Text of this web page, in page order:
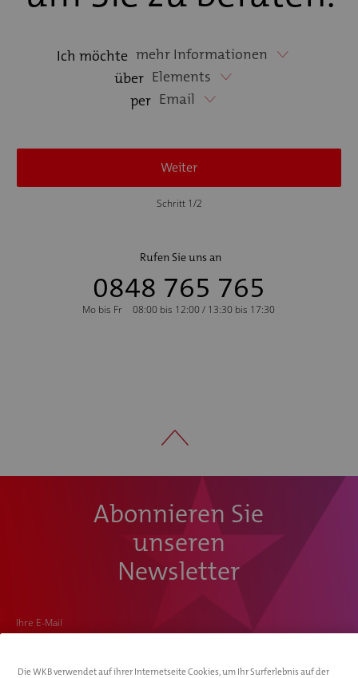
Ich möchte mehr Informationen
über Elements
per Email
Weiter
Schritt 1/2
Rufen Sie uns an
0848 765 765
Mo bis Fr 08:00 bis 12:00 / 13:30 bis 17:30
Abonnieren Sie
unseren
Newsletter
Ihre E-Mail
Die WKB verwendet auf ihrer Internetseite Cookies, um Ihr Surferlebnis auf der